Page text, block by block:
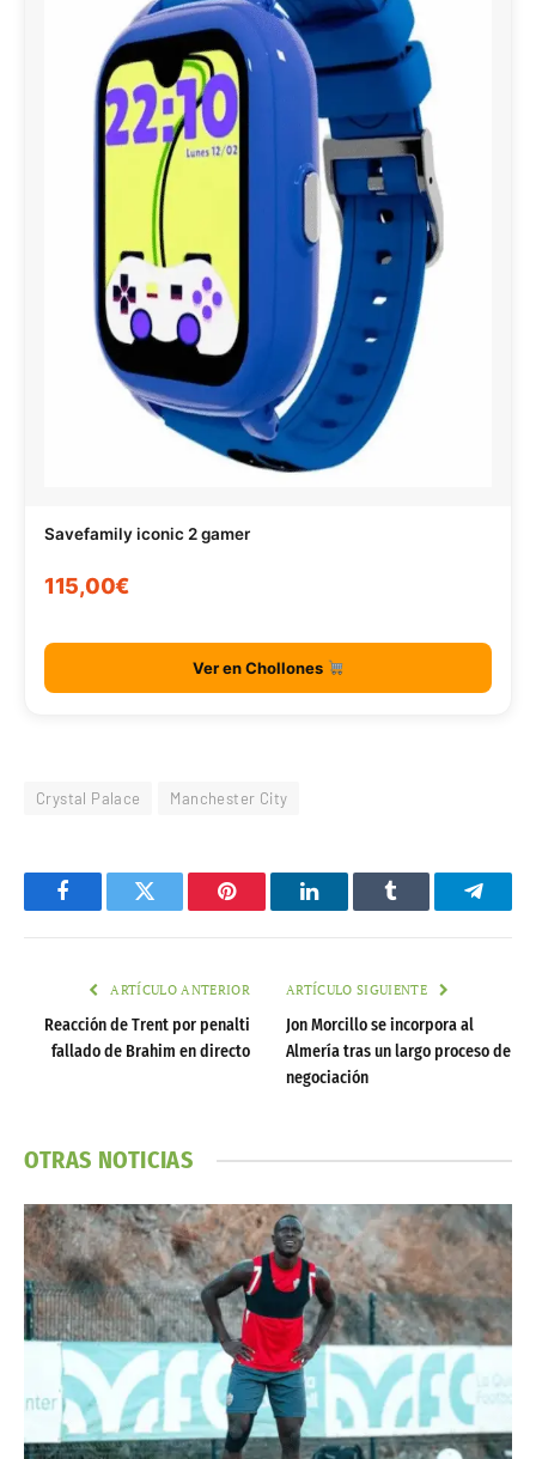
Savefamily iconic 2 gamer
115,00€
Ver en Chollones
Crystal Palace Manchester City
FacebookTwitter Pinterest LinkedInTumblr
ARTÍCULO ANTERIOR
Reacción de Trent por penalti
fallado de Brahim en directo
ARTÍCULO SIGUIENTE
Jon Morcillo se incorpora al
Almería tras un largo proceso de
negociación
OTRAS NOTICIAS